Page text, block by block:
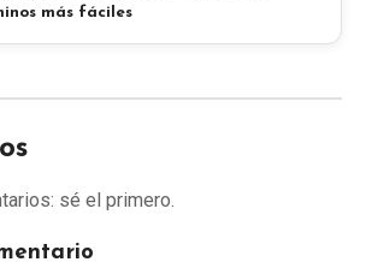
más fáciles
sé el primero.